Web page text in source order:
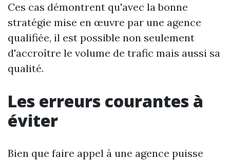
Ces cas démontrent qu'avec la bonne
stratégie mise en œuvre par une agence
qualifiée, il est possible non seulement
d'accroître le volume de trafic mais aussi sa
qualité.
Les erreurs courantes à
éviter
Bien que faire appel à une agence puisse